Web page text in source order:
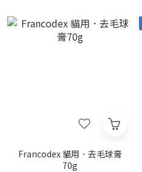
Francodex 貓用．去毛球膏
70g